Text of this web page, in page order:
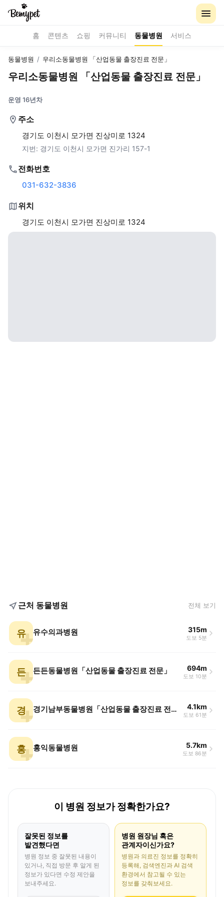
홈 콘텐츠 쇼핑 커뮤니티 동물병원 서비스
동물병원 / 우리소동물병원 「산업동물 출장진료 전문」
우리소동물병원 「산업동물 출장진료 전문」
운영 16년차
주소
경기도 이천시 모가면 진상미로 1324
지번: 경기도 이천시 모가면 진가리 157-1
전화번호
031-632-3836
위치
경기도 이천시 모가면 진상미로 1324
근처 동물병원 전체 보기
유 유수의과병원 315m
도보 5분
든 든든동물병원「산업동물 출장진료 전문」 694m
도보 10분
경 경기남부동물병원「산업동물 출장진료 전문」 4.1km
도보 61분
홍 홍익동물병원 5.7km
도보 86분
이 병원 정보가 정확한가요?
잘못된 정보를
발견했다면
병원 정보 중 잘못된 내용이
있거나, 직접 방문 후 알게 된
정보가 있다면 수정 제안을
보내주세요.
병원 원장님 혹은
관계자이신가요?
병원과 의료진 정보를 정확히
등록해, 검색엔진과 AI 검색
환경에서 참고될 수 있는
정보를 갖춰보세요.